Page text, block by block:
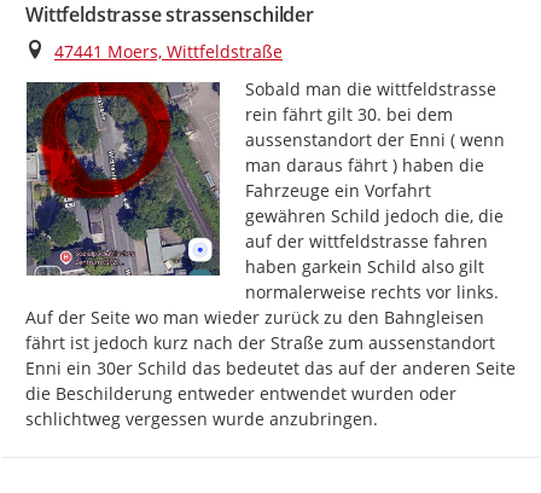
Wittfeldstrasse strassenschilder
Ort
47441 Moers, Wittfeldstraße
Sobald man die wittfeldstrasse
rein fährt gilt 30. bei dem
aussenstandort der Enni ( wenn
man daraus fährt ) haben die
Fahrzeuge ein Vorfahrt
gewähren Schild jedoch die, die
auf der wittfeldstrasse fahren
haben garkein Schild also gilt
normalerweise rechts vor links.
Auf der Seite wo man wieder zurück zu den Bahngleisen
fährt ist jedoch kurz nach der Straße zum aussenstandort
Enni ein 30er Schild das bedeutet das auf der anderen Seite
die Beschilderung entweder entwendet wurden oder
schlichtweg vergessen wurde anzubringen.